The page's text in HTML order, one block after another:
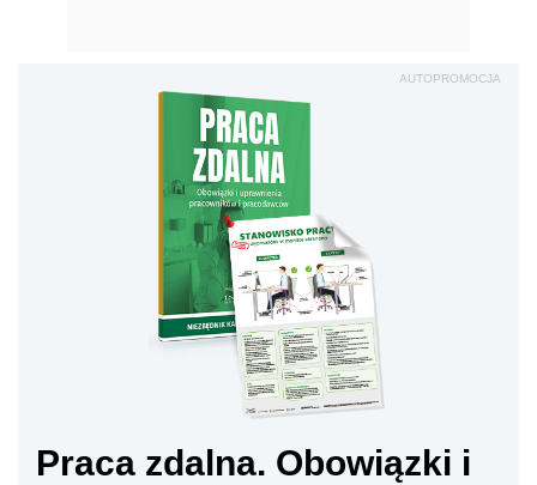
AUTOPROMOCJA
Praca zdalna. Obowiązki i